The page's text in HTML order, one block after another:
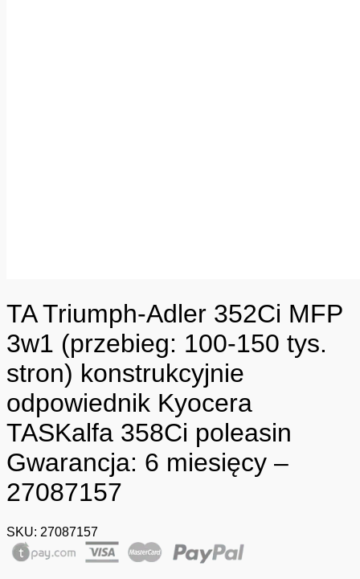
TA Triumph-Adler 352Ci MFP
3w1 (przebieg: 100-150 tys.
stron) konstrukcyjnie
odpowiednik Kyocera
TASKalfa 358Ci poleasin
Gwarancja: 6 miesięcy –
27087157
SKU: 27087157